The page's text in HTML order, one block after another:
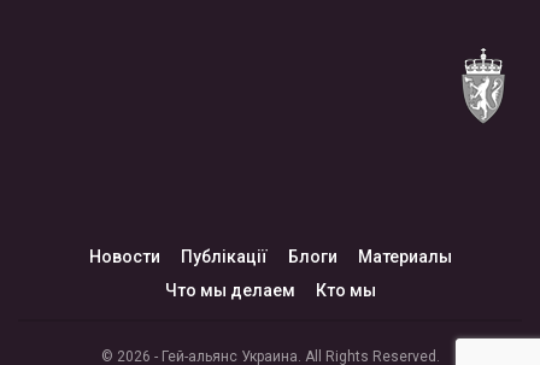
Новости Публікації Блоги
Материалы
Что мы делаем
Кто мы
© 2026 - Гей-альянс Украина. All Rights Reserved.